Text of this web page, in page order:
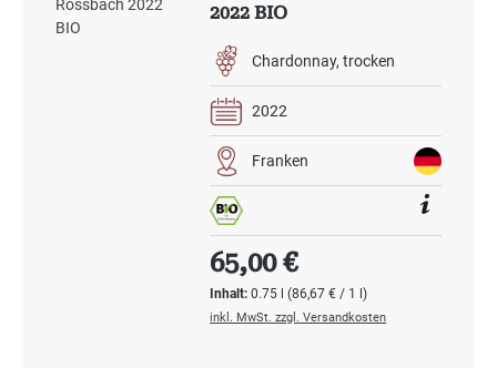
2022 BIO
Chardonnay trocken
2022
Franken
Inhalt:0.75 l(86,67 € / 1 l)
Regulärer Preis:
65,00 €
inkl. MwSt. zzgl. Versandkosten